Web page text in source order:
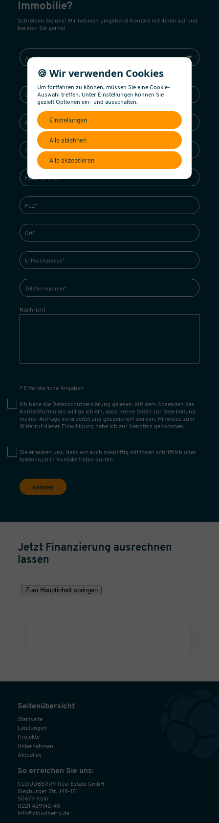
Immobilie?
Schreiben Sie uns! Wir nehmen umgehend Kontakt mit Ihnen auf und
beraten Sie gerne!
Nachricht
* Erforderliche Angaben
Ich habe die Datenschutzerklärung gelesen. Mit dem Absenden des
Kontaktformulars willige ich ein, dass meine Daten zur Bearbeitung
meiner Anfrage verarbeitet und gespeichert werden. Hinweise zum
Widerruf dieser Einwilligung habe ich zur Kenntnis genommen.
Sie erlauben uns, dass wir auch zukünftig mit Ihnen schriftlich oder
telefonisch in Kontakt treten dürfen.
senden
Jetzt Finanzierung ausrechnen
lassen
Seitenübersicht
Startseite
Leistungen
Projekte
Unternehmen
Aktuelles
So erreichen Sie uns:
CLOUDBERRY Real Estate GmbH
Siegburger Str. 149-151
50679 Köln
0221 429142-40
info@cloudberry.de
🍪 Wir verwenden Cookies
Um fortfahren zu können, müssen Sie eine Cookie-
Auswahl treffen. Unter Einstellungen können Sie
gezielt Optionen ein- und ausschalten.
Einstellungen
Alle ablehnen
Alle akzeptieren